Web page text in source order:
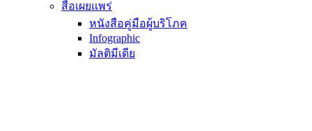
สื่อเผยแพร่
หนังสือคู่มือผู้บริโภค
Infographic
มัลติมีเดีย